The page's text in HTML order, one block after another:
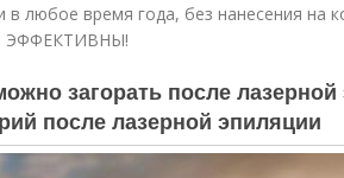
любое время года, без нанесения на
ЭФФЕКТИВНЫ!
загорать после
после лазерной эпиляции